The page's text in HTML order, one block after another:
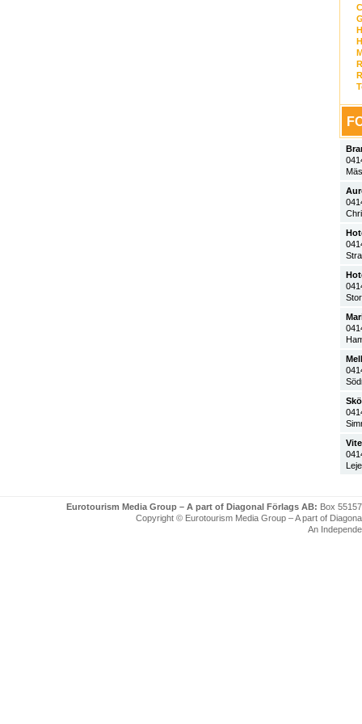
Eurotourism Media Group – A part of Diagonal Förlags AB: Box
Copyright © Eurotourism Media Group – A part of
An